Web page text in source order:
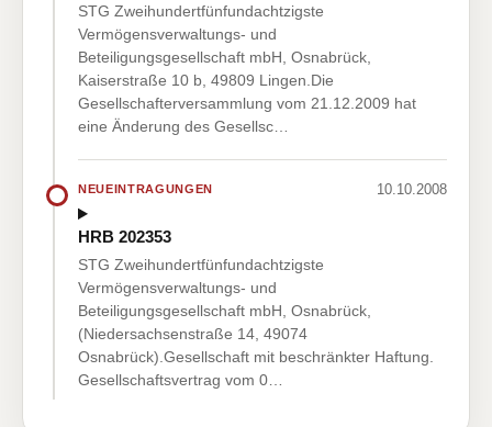
STG Zweihundertfünfundachtzigste
Vermögensverwaltungs- und
Beteiligungsgesellschaft mbH, Osnabrück,
Kaiserstraße 10 b, 49809 Lingen.Die
Gesellschafterversammlung vom 21.12.2009 hat
eine Änderung des Gesellsc…
NEUEINTRAGUNGEN 10.10.2008
HRB 202353
STG Zweihundertfünfundachtzigste
Vermögensverwaltungs- und
Beteiligungsgesellschaft mbH, Osnabrück,
(Niedersachsenstraße 14, 49074
Osnabrück).Gesellschaft mit beschränkter Haftung.
Gesellschaftsvertrag vom 0…